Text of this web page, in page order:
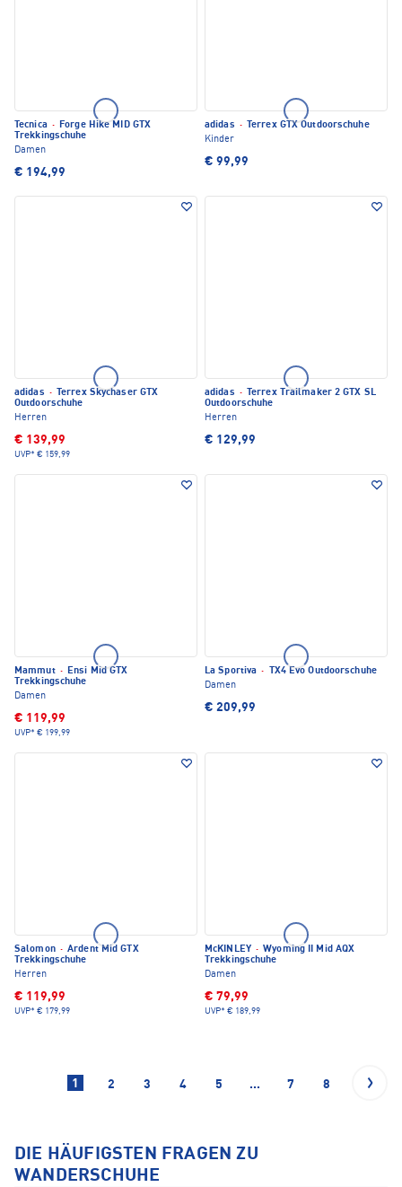
Tecnica · Forge Hike MID GTX
Trekkingschuhe
Damen
€ 194,99
adidas ·
Terrex GTX Outdoorschuhe
Kinder
€ 99,99
adidas ·
Terrex Skychaser GTX
Outdoorschuhe
Herren
€ 139,99
UVP* € 159,99
adidas ·
Terrex Trailmaker 2 GTX SL
Outdoorschuhe
Herren
€ 129,99
Mammut · Ensi Mid GTX
Trekkingschuhe
Damen
€ 119,99
UVP* € 199,99
La Sportiva ·
TX4 Evo Outdoorschuhe
Damen
€ 209,99
Salomon · Ardent Mid GTX
Trekkingschuhe
Herren
€ 119,99
UVP* € 179,99
McKINLEY · Wyoming II Mid AQX
Trekkingschuhe
Damen
€ 79,99
UVP* € 189,99
1 2 3 4 5 ... 7 8
DIE HÄUFIGSTEN FRAGEN ZU
WANDERSCHUHE